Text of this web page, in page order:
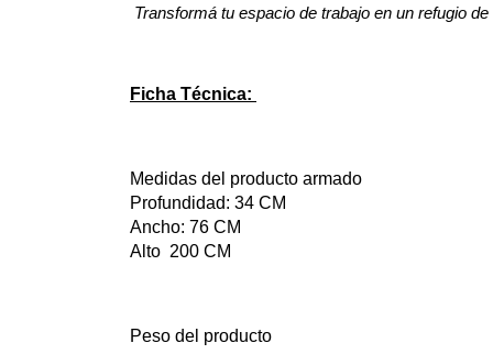
Transformá tu espacio de trabajo en un refugio
Ficha Técnica:
Medidas del producto armado
Profundidad: 34 CM
Ancho: 76 CM
Alto  200 CM
Peso del producto